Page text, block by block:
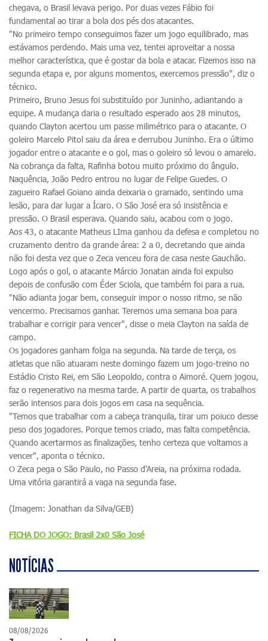
chegava, o Brasil levava perigo. Por duas vezes Fábio foi
fundamental ao tirar a bola dos pés dos atacantes.
"No primeiro tempo conseguimos fazer um jogo equilibrado, mas
estávamos perdendo. Mais uma vez, tentei aproveitar a nossa
melhor característica, que é gostar da bola e atacar. Fizemos isso na
segunda etapa e, por alguns momentos, exercemos pressão", diz o
técnico.
Primeiro, Bruno Jesus foi substituído por Juninho, adiantando a
equipe. A mudança daria o resultado esperado aos 28 minutos,
quando Clayton acertou um passe milimétrico para o atacante. O
goleiro Marcelo Pitol saiu da área e derrubou Juninho. Era o último
jogador entre o atacante e o gol, mas o goleiro só levou o amarelo.
Na cobrança da falta, Rafinha botou muito próximo do ângulo.
Naquência, João Pedro entrou no lugar de Felipe Guedes. O
zagueiro Rafael Goiano ainda deixaria o gramado, sentindo uma
lesão, para dar lugar a Ícaro. O São José era só insistência e
pressão. O Brasil esperava. Quando saiu, acabou com o jogo.
Aos 43, o atacante Matheus LIma ganhou da defesa e completou no
cruzamento dentro da grande área: 2 a 0, decretando que ainda
não foi desta vez que o Zeca venceu fora de casa neste Gauchão.
Logo após o gol, o atacante Márcio Jonatan ainda foi expulso
depois de confusão com Éder Sciola, que também foi para a rua.
"Não adianta jogar bem, conseguir impor o nosso ritmo, se não
vencermo. Precisamos ganhar. Teremos uma semana boa para
trabalhar e corrigir para vencer", disse o meia Clayton na saída de
campo.
Os jogadores ganham folga na segunda. Na tarde de terça, os
atletas que não atuaram neste domingo fazem um jogo-treino no
Estádio Cristo Rei, em São Leopoldo, contra o Aimoré. Quem jogou,
faz o regenerativo na mesma tarde. A partir de quarta, os trabalhos
serão intensos para dois jogos em casa na sequência.
"Temos que trabalhar com a cabeça tranquila, tirar um poiuco desse
peso dos jogadores. Porque temos criado, mas falta competência.
Quando acertarmos as finalizações, tenho certeza que voltamos a
vencer", aponta o técnico.
O Zeca pega o São Paulo, no Passo d'Areia, na próxima rodada.
Uma vitória garantirá a vaga na segunda fase.
(Imagem: Jonathan da Silva/GEB)
FICHA DO JOGO: Brasil 2x0 São José
NOTÍCIAS
08/08/2026